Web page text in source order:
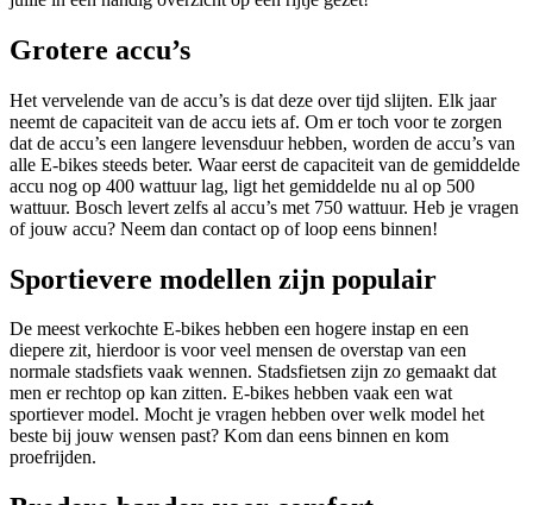
Grotere accu’s
Het vervelende van de accu’s is dat deze over tijd slijten. Elk jaar
neemt de capaciteit van de accu iets af. Om er toch voor te zorgen
dat de accu’s een langere levensduur hebben, worden de accu’s van
alle E-bikes steeds beter. Waar eerst de capaciteit van de gemiddelde
accu nog op 400 wattuur lag, ligt het gemiddelde nu al op 500
wattuur. Bosch levert zelfs al accu’s met 750 wattuur. Heb je vragen
of jouw accu? Neem dan contact op of loop eens binnen!
Sportievere modellen zijn populair
De meest verkochte E-bikes hebben een hogere instap en een
diepere zit, hierdoor is voor veel mensen de overstap van een
normale stadsfiets vaak wennen. Stadsfietsen zijn zo gemaakt dat
men er rechtop op kan zitten. E-bikes hebben vaak een wat
sportiever model. Mocht je vragen hebben over welk model het
beste bij jouw wensen past? Kom dan eens binnen en kom
proefrijden.